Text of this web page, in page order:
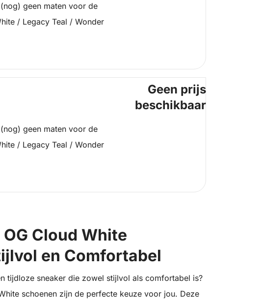
geen maten voor de
/ Legacy Teal / Wonder
geen maten voor de
/ Legacy Teal / Wonder
Geen prijs
beschikbaar
Cloud White
en Comfortabel
tijdloze sneaker die zowel stijlvol als comfortabel is?
schoenen zijn de perfecte keuze voor jou. Deze